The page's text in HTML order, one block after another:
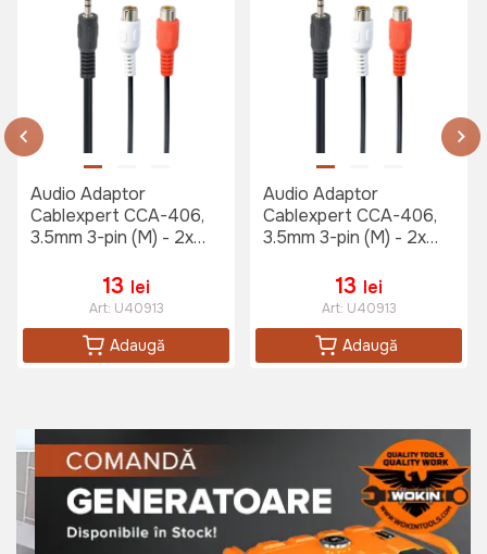
Audio Adaptor
Cablexpert CCA-406,
3.5mm 3-pin (M) - 2x
13 lei
Art: U40913
Adaugă
Audio Adaptor
Cablexpert CCA-406,
3.5mm 3-pin (M) - 2x
13 lei
Art: U40913
Adaugă